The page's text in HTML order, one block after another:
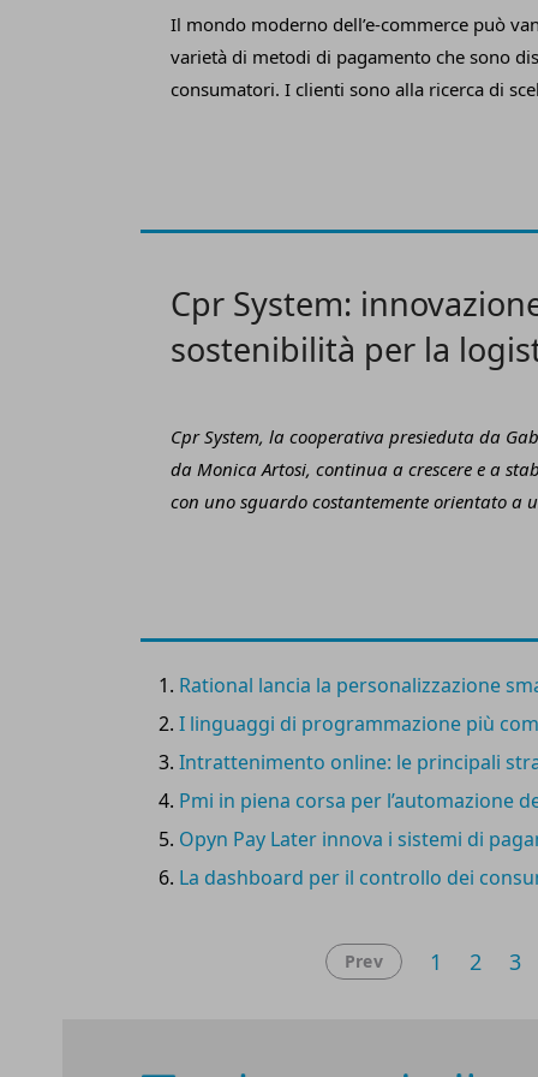
Il mondo moderno dell’e-commerce può
varietà di metodi di pagamento che sono
consumatori. I clienti sono alla ricerca di
di acquisto ancora migliore.
Cpr System:
sostenibilità per la
Cpr System, la cooperativa presieduta da
da Monica Artosi, continua a crescere e a
con uno sguardo costantemente orientato a
Rational lancia la personalizzazione
I linguaggi di programmazione più
Intrattenimento online: le principali
Pmi in piena corsa per l’automazione
Opyn Pay Later innova i sistemi di
La dashboard per il controllo dei
Prev 1 2 3